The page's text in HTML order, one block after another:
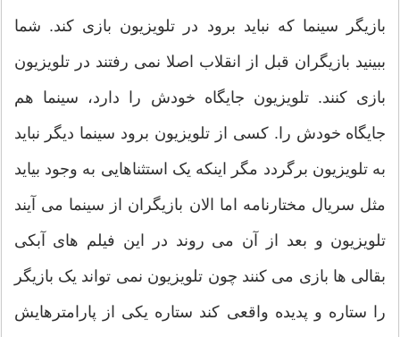
بازیگر سینما که نباید برود در تلویزیون بازی کند. شما
ببینید بازیگران قبل از انقلاب اصلا نمی رفتند در تلویزیون
بازی کنند. تلویزیون جایگاه خودش را دارد، سینما هم
جایگاه خودش را. کسی از تلویزیون برود سینما دیگر نباید
به تلویزیون برگردد مگر اینکه یک استثناهایی به وجود بیاید
مثل سریال مختارنامه اما الان بازیگران از سینما می آیند
تلویزیون و بعد از آن می روند در این فیلم های آبکی
بقالی ها بازی می کنند چون تلویزیون نمی تواند یک بازیگر
را ستاره و پدیده واقعی کند ستاره یکی از پارامترهایش